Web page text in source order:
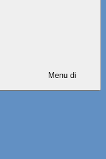
Menu di